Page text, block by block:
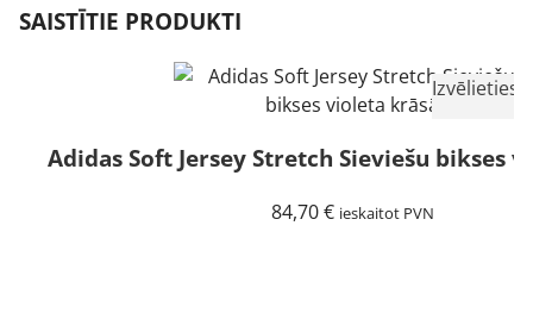
SAISTĪTIE PRODUKTI
Izvēlieties
Adidas Soft Jersey Stretch Sieviešu bikses
84,70€ ieskaitot PVN